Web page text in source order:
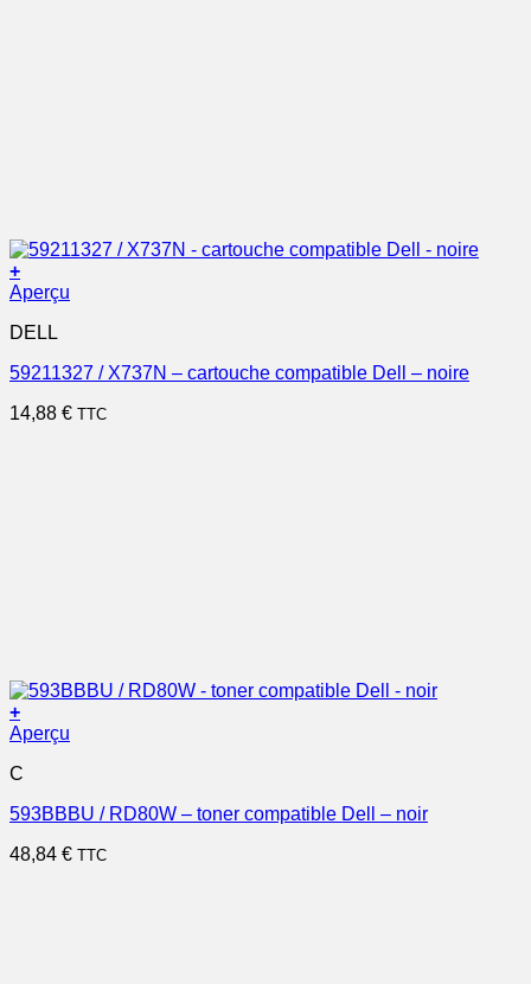
+
Aperçu
DELL
59211327 / X737N – cartouche compatible Dell – noire
14,88 € TTC
+
Aperçu
C
593BBBU / RD80W – toner compatible Dell – noir
48,84 € TTC